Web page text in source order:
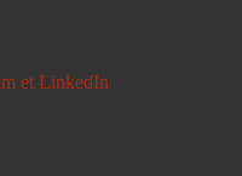
et LinkedIn